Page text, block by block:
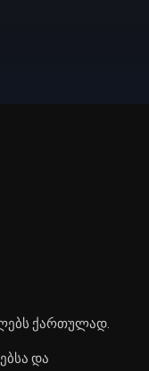
ქართულად.
და